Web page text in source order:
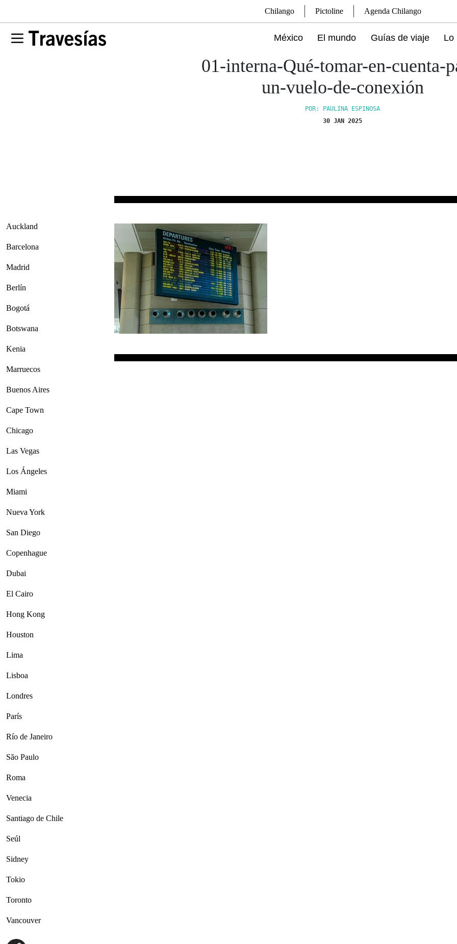
Chilango Pictoline Agenda Chilango
México El mundo Guías de viaje Lo
01-interna-Qué-tomar-en-cuenta-
un-vuelo-de-conexión
POR: PAULINA ESPINOSA
30 JAN 2025
Auckland
Barcelona
Madrid
Berlín
Bogotá
Botswana
Kenia
Marruecos
Buenos Aires
Cape Town
Chicago
Las Vegas
Los Ángeles
Miami
Nueva York
San Diego
Copenhague
Dubai
El Cairo
Hong Kong
Houston
Lima
Lisboa
Londres
París
Río de Janeiro
São Paulo
Roma
Venecia
Santiago de Chile
Seúl
Sidney
Tokio
Toronto
Vancouver